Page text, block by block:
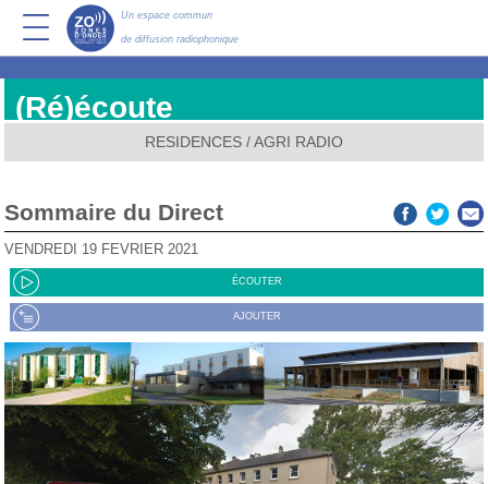
Un espace commun
de diffusion radiophonique
(Ré)écoute
RESIDENCES /AGRI RADIO
Sommaire du Direct
VENDREDI 19 FÉVRIER 2021
ÉCOUTER
AJOUTER